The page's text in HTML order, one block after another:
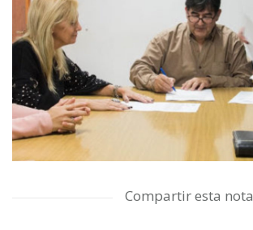
Compartir esta nota